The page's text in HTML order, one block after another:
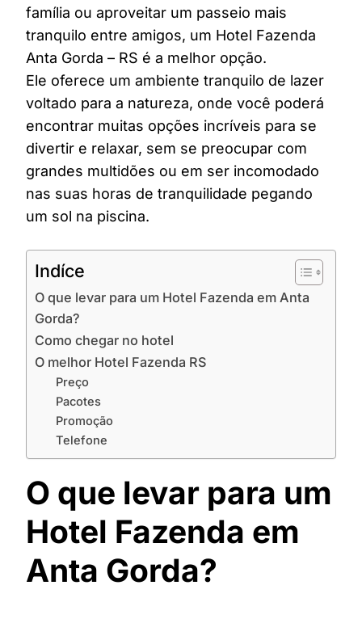
família ou aproveitar um passeio mais
tranquilo entre amigos, um Hotel Fazenda
Anta Gorda – RS é a melhor opção.
Ele oferece um ambiente tranquilo de lazer
voltado para a natureza, onde você poderá
encontrar muitas opções incríveis para se
divertir e relaxar, sem se preocupar com
grandes multidões ou em ser incomodado
nas suas horas de tranquilidade pegando
um sol na piscina.
Indíce
O que levar para um Hotel Fazenda em Anta
Gorda?
Como chegar no hotel
O melhor Hotel Fazenda RS
Preço
Pacotes
Promoção
Telefone
O que levar para um
Hotel Fazenda em
Anta Gorda?